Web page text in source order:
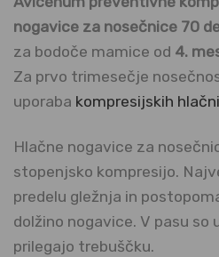
nogavice za nosečnice 70
za bodoče mamice od 4.
Za prvo trimesečje
uporaba kompresijskih
Hlačne nogavice za
stopenjsko kompresijo.
predelu gležnja in
dolžino nogavice. V pasu so
prilegajo trebuščku.